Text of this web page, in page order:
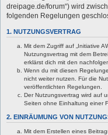
dreipage.de/forum“) wird
folgenden Regelungen
1. NUTZUNGSVERTRAG
Mit dem Zugriff auf „Initiative
Nutzungsvertrag mit dem
erklärst dich mit den
Wenn du mit diesen
nicht weiter nutzen. Für die
veröffentlichten Regelungen.
Der Nutzungsvertrag wird auf
Seiten ohne Einhaltung einer
2. EINRÄUMUNG VON
Mit dem Erstellen eines